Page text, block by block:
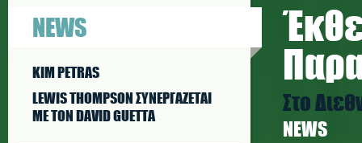
NEWS
KIM PETRAS
LEWIS THOMPSON ΣΥΝΕΡΓAΖΕΤΑΙ
ΜΕ ΤΟΝ DAVID GUETTA
Στο
NEWS